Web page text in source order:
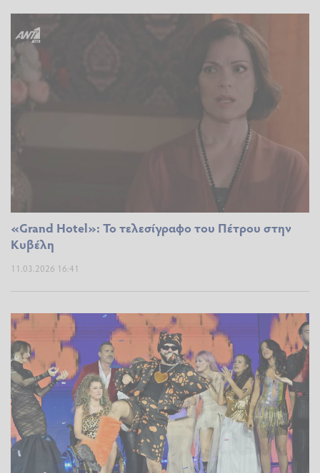
«Grand Hotel»: Το τελεσίγραφο του Πέτρου στην
Κυβέλη
11.03.2026 16:41